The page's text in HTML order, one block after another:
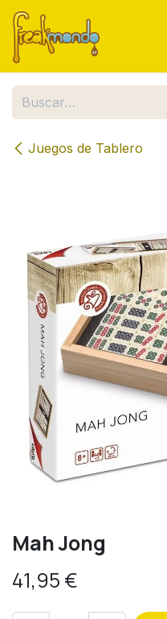
Ir al contenido
Juegos de Tablero
Mah Jong
41,95 €